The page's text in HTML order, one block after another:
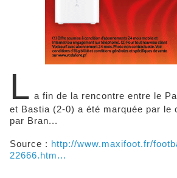
L a fin de la rencontre entre le
et Bastia (2-0) a été marquée par le
par Bran...
Source : http://www.maxifoot.fr/
22666.htm...